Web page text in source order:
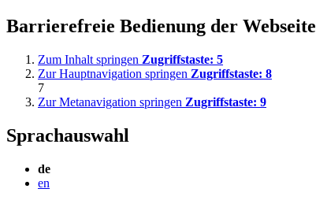
Barrierefreie Bedienung der Webseite
Zum Inhalt springen Zugriffstaste: 5
Zur Hauptnavigation springen Zugriffstaste: 8
7
Zur Metanavigation springen Zugriffstaste: 9
Sprachauswahl
de
en